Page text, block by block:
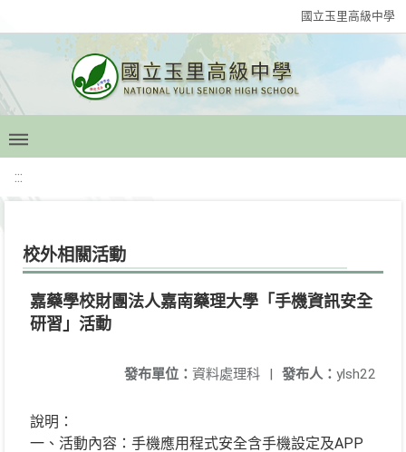
國立玉里高級中學
:::
校外相關活動
嘉藥學校財團法人嘉南藥理大學「手機資訊安全
研習」活動
發布人： ylsh22
發布單位： 資料處理科 |
說明：
一、活動內容：手機應用程式安全含手機設定及APP